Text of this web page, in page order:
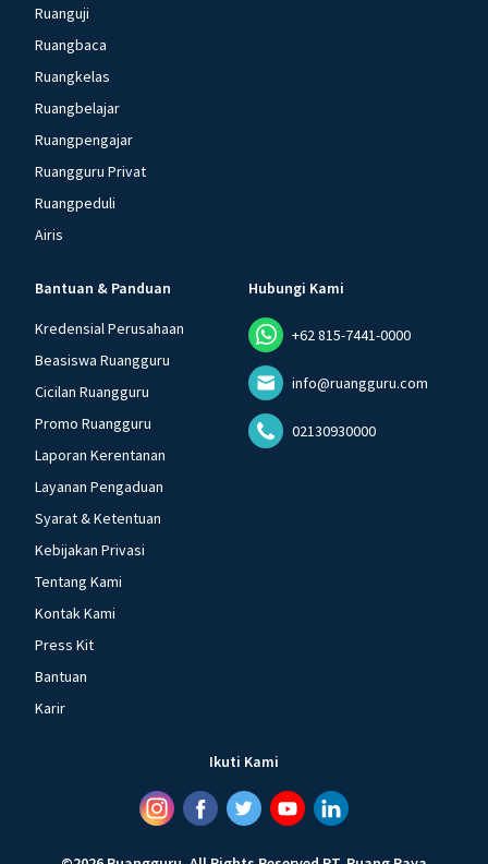
Ruanguji
Ruangbaca
Ruangkelas
Ruangbelajar
Ruangpengajar
Ruangguru Privat
Ruangpeduli
Airis
Bantuan & Panduan
Kredensial Perusahaan
Beasiswa Ruangguru
Cicilan Ruangguru
Promo Ruangguru
Laporan Kerentanan
Layanan Pengaduan
Syarat & Ketentuan
Kebijakan Privasi
Tentang Kami
Kontak Kami
Press Kit
Bantuan
Karir
Hubungi Kami
+62 815-7441-0000
info@ruangguru.com
02130930000
Ikuti Kami